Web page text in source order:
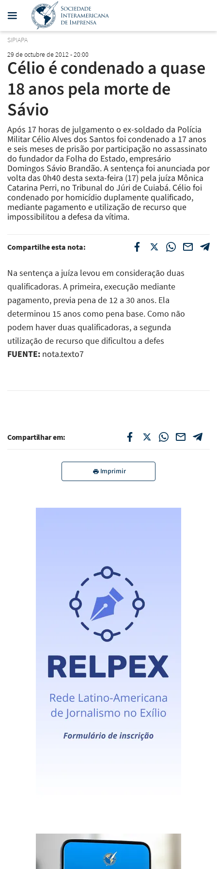
SIPIAPA
29 de octubre de 2012 - 20:00
Célio é condenado a quase
18 anos pela morte de
Sávio
Após 17 horas de julgamento o ex-soldado da Polícia
Militar Célio Alves dos Santos foi condenado a 17 anos
e seis meses de prisão por participação no assassinato
do fundador da Folha do Estado, empresário
Domingos Sávio Brandão. A sentença foi anunciada por
volta das 0h40 desta sexta-feira (17) pela juíza Mônica
Catarina Perri, no Tribunal do Júri de Cuiabá. Célio foi
condenado por homicídio duplamente qualificado,
mediante pagamento e utilização de recurso que
impossibilitou a defesa da vítima.
Compartilhe esta nota:
Na sentença a juíza levou em consideração duas
qualificadoras. A primeira, execução mediante
pagamento, previa pena de 12 a 30 anos. Ela
determinou 15 anos como pena base. Como não
podem haver duas qualificadoras, a segunda 
utilização de recurso que dificultou a defes
FUENTE: nota.texto7
Compartilhar em:
Imprimir